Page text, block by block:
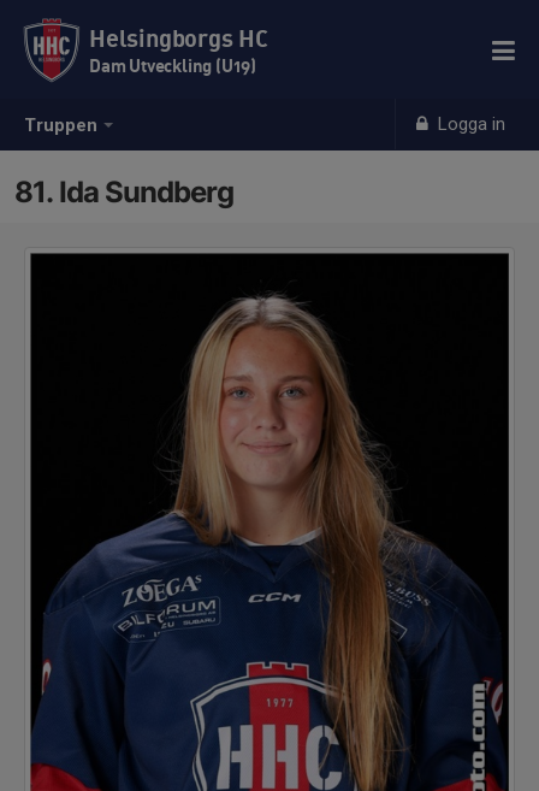
Truppen Logga in
Helsingborgs HC
Dam Utveckling (U19)
81. Ida Sundberg